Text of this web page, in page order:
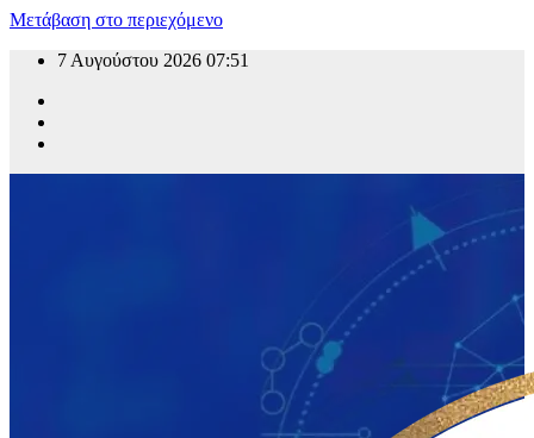
Μετάβαση στο περιεχόμενο
7 Αυγούστου 2026 07:51